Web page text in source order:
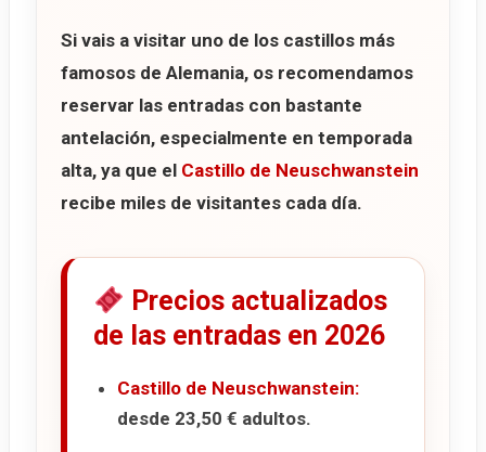
Si vais a visitar uno de los castillos más
famosos de Alemania, os recomendamos
reservar las entradas con bastante
antelación, especialmente en temporada
alta, ya que el Castillo de Neuschwanstein
recibe miles de visitantes cada día.
Precios actualizados
de las entradas en 2026
Castillo de Neuschwanstein:
desde 23,50 € adultos.